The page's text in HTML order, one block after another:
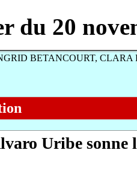
du 20
Uribe sonne